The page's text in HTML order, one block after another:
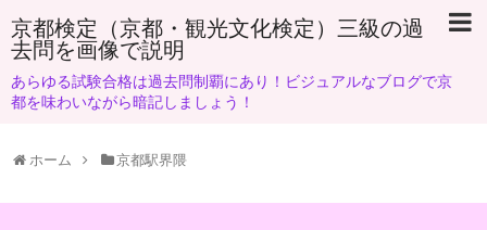
京都検定（京都・観光文化検定）三級の過
去問を画像で説明
あらゆる試験合格は過去問制覇にあり！ビジュアルなブログで京
都を味わいながら暗記しましょう！
ホーム 京都駅界隈